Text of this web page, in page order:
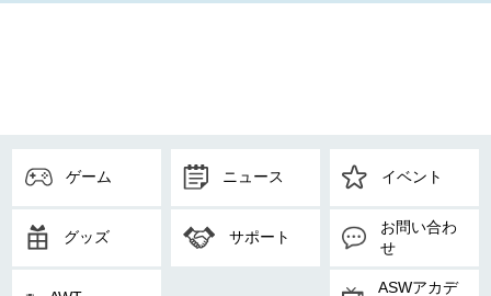
ゲーム ニュース イベント
グッズ サポート
お問い合わ
せ
ASWアカデ